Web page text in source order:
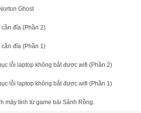
Ghost
đĩa (Phần 2)
đĩa (Phần 1)
lỗi laptop không bắt được wifi (Phần 2)
lỗi laptop không bắt được wifi (Phần 1)
máy tính từ game bài Sảnh Rồng.